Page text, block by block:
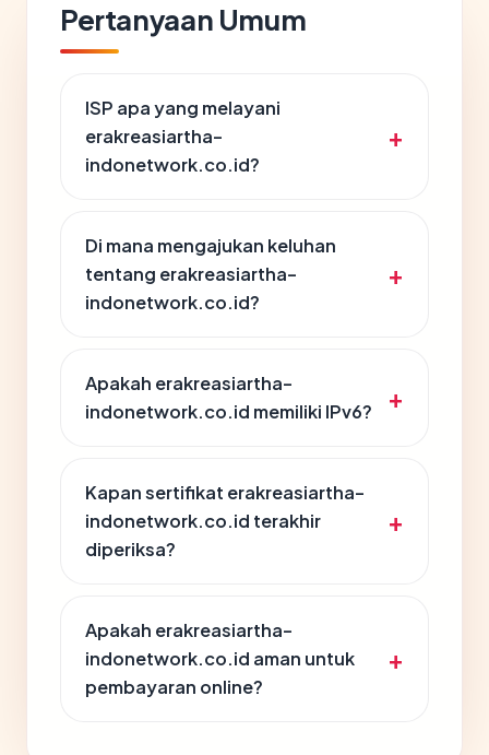
Pertanyaan Umum
ISP apa yang melayani
erakreasiartha-
indonetwork.co.id?
Di mana mengajukan keluhan
tentang erakreasiartha-
indonetwork.co.id?
Apakah erakreasiartha-
indonetwork.co.id memiliki IPv6?
Kapan sertifikat erakreasiartha-
indonetwork.co.id terakhir
diperiksa?
Apakah erakreasiartha-
indonetwork.co.id aman untuk
pembayaran online?